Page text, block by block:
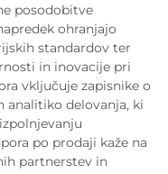
posodobitve
ohranjajo
standardov ter
in inovacije pri
vključuje zapisnike o
analitiko delovanja, ki
po prodaji kaže na
partnerstev in